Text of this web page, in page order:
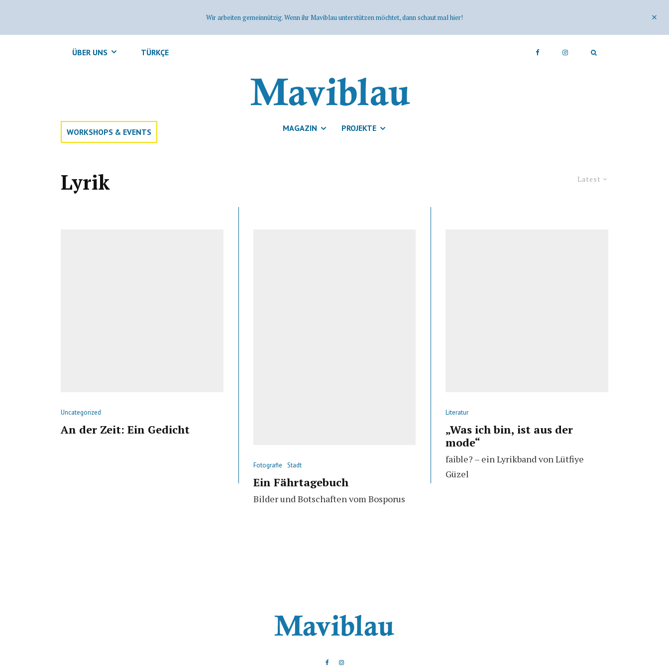
Wir arbeiten gemeinnützig. Wenn ihr Maviblau unterstützen möchtet, dann schaut mal hier!
ÜBER UNS TÜRKÇE
WORKSHOPS & EVENTS MAGAZIN PROJEKTE
Latest
Lyrik
Uncategorized
An der Zeit: Ein Gedicht
Fotografie Stadt
Ein Fährtagebuch
Bilder und Botschaften vom Bosporus
Literatur
„Was ich bin, ist aus der
mode“
faible? – ein Lyrikband von Lütfiye
Güzel